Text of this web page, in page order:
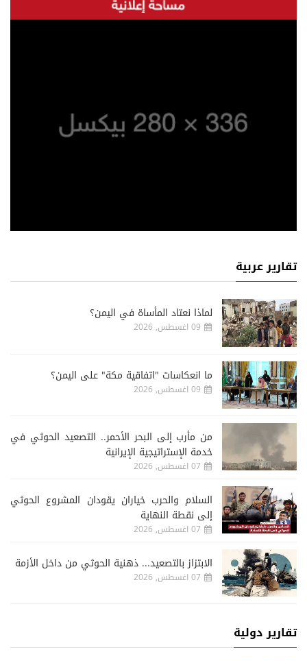
تقارير عربية
لماذا نعتاد المأساة في اليمن؟
09 اغسطس, 2026
ما انعكاسات "اتفاقية مكة" على اليمن؟
09 اغسطس, 2026
من مأرب إلى البحر الأحمر.. التصعيد الحوثي في
خدمة الإستراتيجية الإيرانية
07 اغسطس, 2026
السلام والحرب خياران يقودان المشروع الحوثي
إلى نقطة النهاية
07 اغسطس, 2026
الابتزاز بالتصعيد... ذهنية الحوثي من داخل الأزمة
07 اغسطس, 2026
تقارير دولية